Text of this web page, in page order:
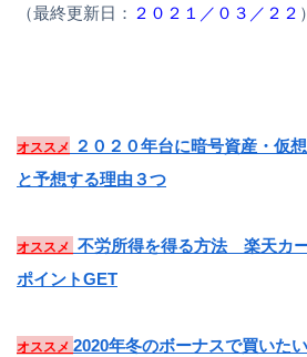
（最終更新日： ２０２１／０３／２２ ）
オススメ
２０２０年台に暗号資産・仮
と予想する理由３つ
オススメ
不労所得を得る方法 楽天カ
ポイントGET
オススメ 2020年冬のボーナスで買いた